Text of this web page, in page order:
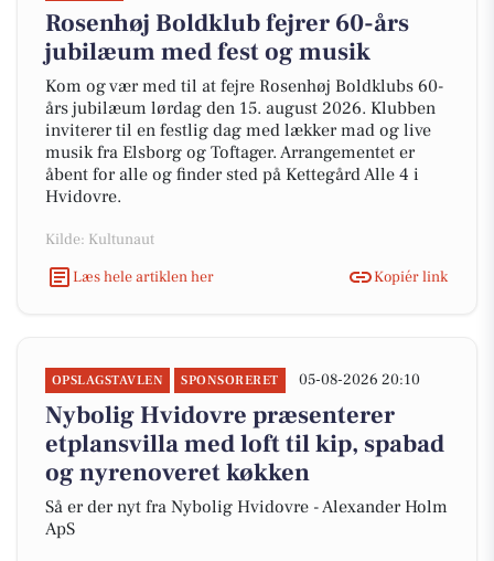
Rosenhøj Boldklub fejrer 60-års
jubilæum med fest og musik
Kom og vær med til at fejre Rosenhøj Boldklubs 60-
års jubilæum lørdag den 15. august 2026. Klubben
inviterer til en festlig dag med lækker mad og live
musik fra Elsborg og Toftager. Arrangementet er
åbent for alle og finder sted på Kettegård Alle 4 i
Hvidovre.
Kilde: Kultunaut
Læs hele artiklen her
Kopiér link
OPSLAGSTAVLEN SPONSORERET 05-08-2026 20:10
Nybolig Hvidovre præsenterer
etplansvilla med loft til kip, spabad
og nyrenoveret køkken
Så er der nyt fra Nybolig Hvidovre - Alexander Holm
ApS